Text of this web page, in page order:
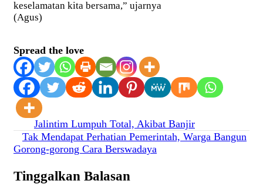
keselamatan kita bersama,” ujarnya
(Agus)
Spread the love
Navigasi
pos
Jalintim Lumpuh Total, Akibat Banjir
Tak Mendapat Perhatian Pemerintah, Warga Bangun
Gorong-gorong Cara Berswadaya
Tinggalkan Balasan